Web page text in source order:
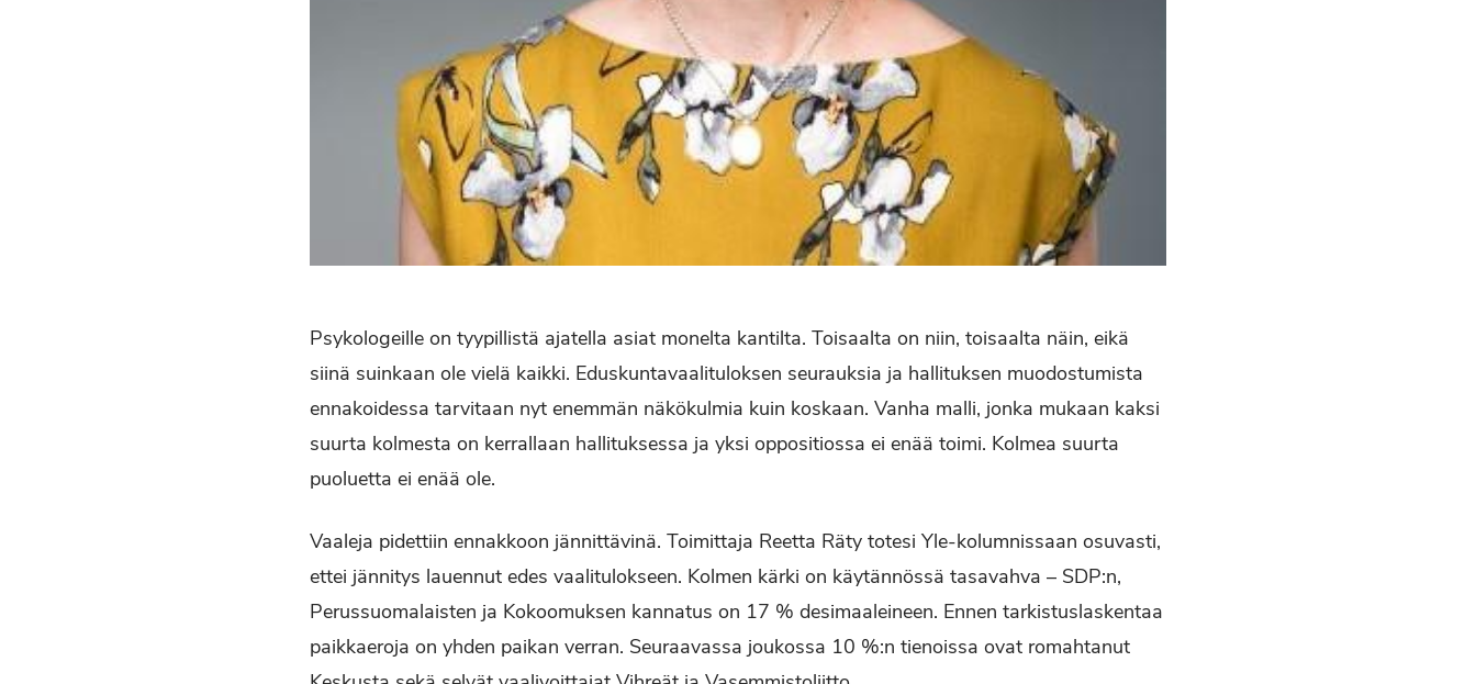
Psykologeille on tyypillistä ajatella asiat monelta kantilta. Toisaalta on niin, toisaalta näin, eikä
siinä suinkaan ole vielä kaikki. Eduskuntavaalituloksen seurauksia ja hallituksen muodostumista
ennakoidessa tarvitaan nyt enemmän näkökulmia kuin koskaan. Vanha malli, jonka mukaan kaksi
suurta kolmesta on kerrallaan hallituksessa ja yksi oppositiossa ei enää toimi. Kolmea suurta
puoluetta ei enää ole.
Vaaleja pidettiin ennakkoon jännittävinä. Toimittaja Reetta Räty totesi Yle-kolumnissaan osuvasti,
ettei jännitys lauennut edes vaalitulokseen. Kolmen kärki on käytännössä tasavahva – SDP:n,
Perussuomalaisten ja Kokoomuksen kannatus on 17 % desimaaleineen. Ennen tarkistuslaskentaa
paikkaeroja on yhden paikan verran. Seuraavassa joukossa 10 %:n tienoissa ovat romahtanut